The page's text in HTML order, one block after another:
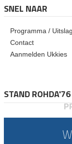
SNEL NAAR
Programma /
Contact
Aanmelden Ukkies
STAND